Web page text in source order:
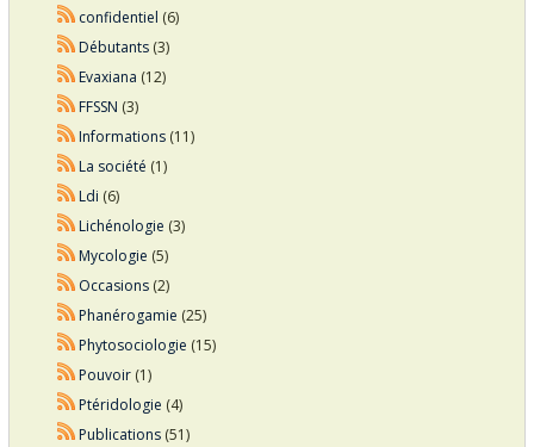
confidentiel (6)
Débutants(3)
Evaxiana (12)
FFSSN (3)
Informations(11)
La société (1)
Ldi (6)
Lichénologie (3)
Mycologie (5)
Occasions(2)
Phanérogamie (25)
Phytosociologie (15)
Pouvoir(1)
Ptéridologie (4)
Publications(51)